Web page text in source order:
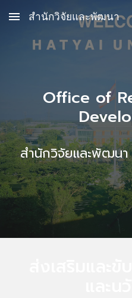
Skip to main content
สำนักวิจัยและพัฒนา
Office of
สำนักวิจัยและพัฒน